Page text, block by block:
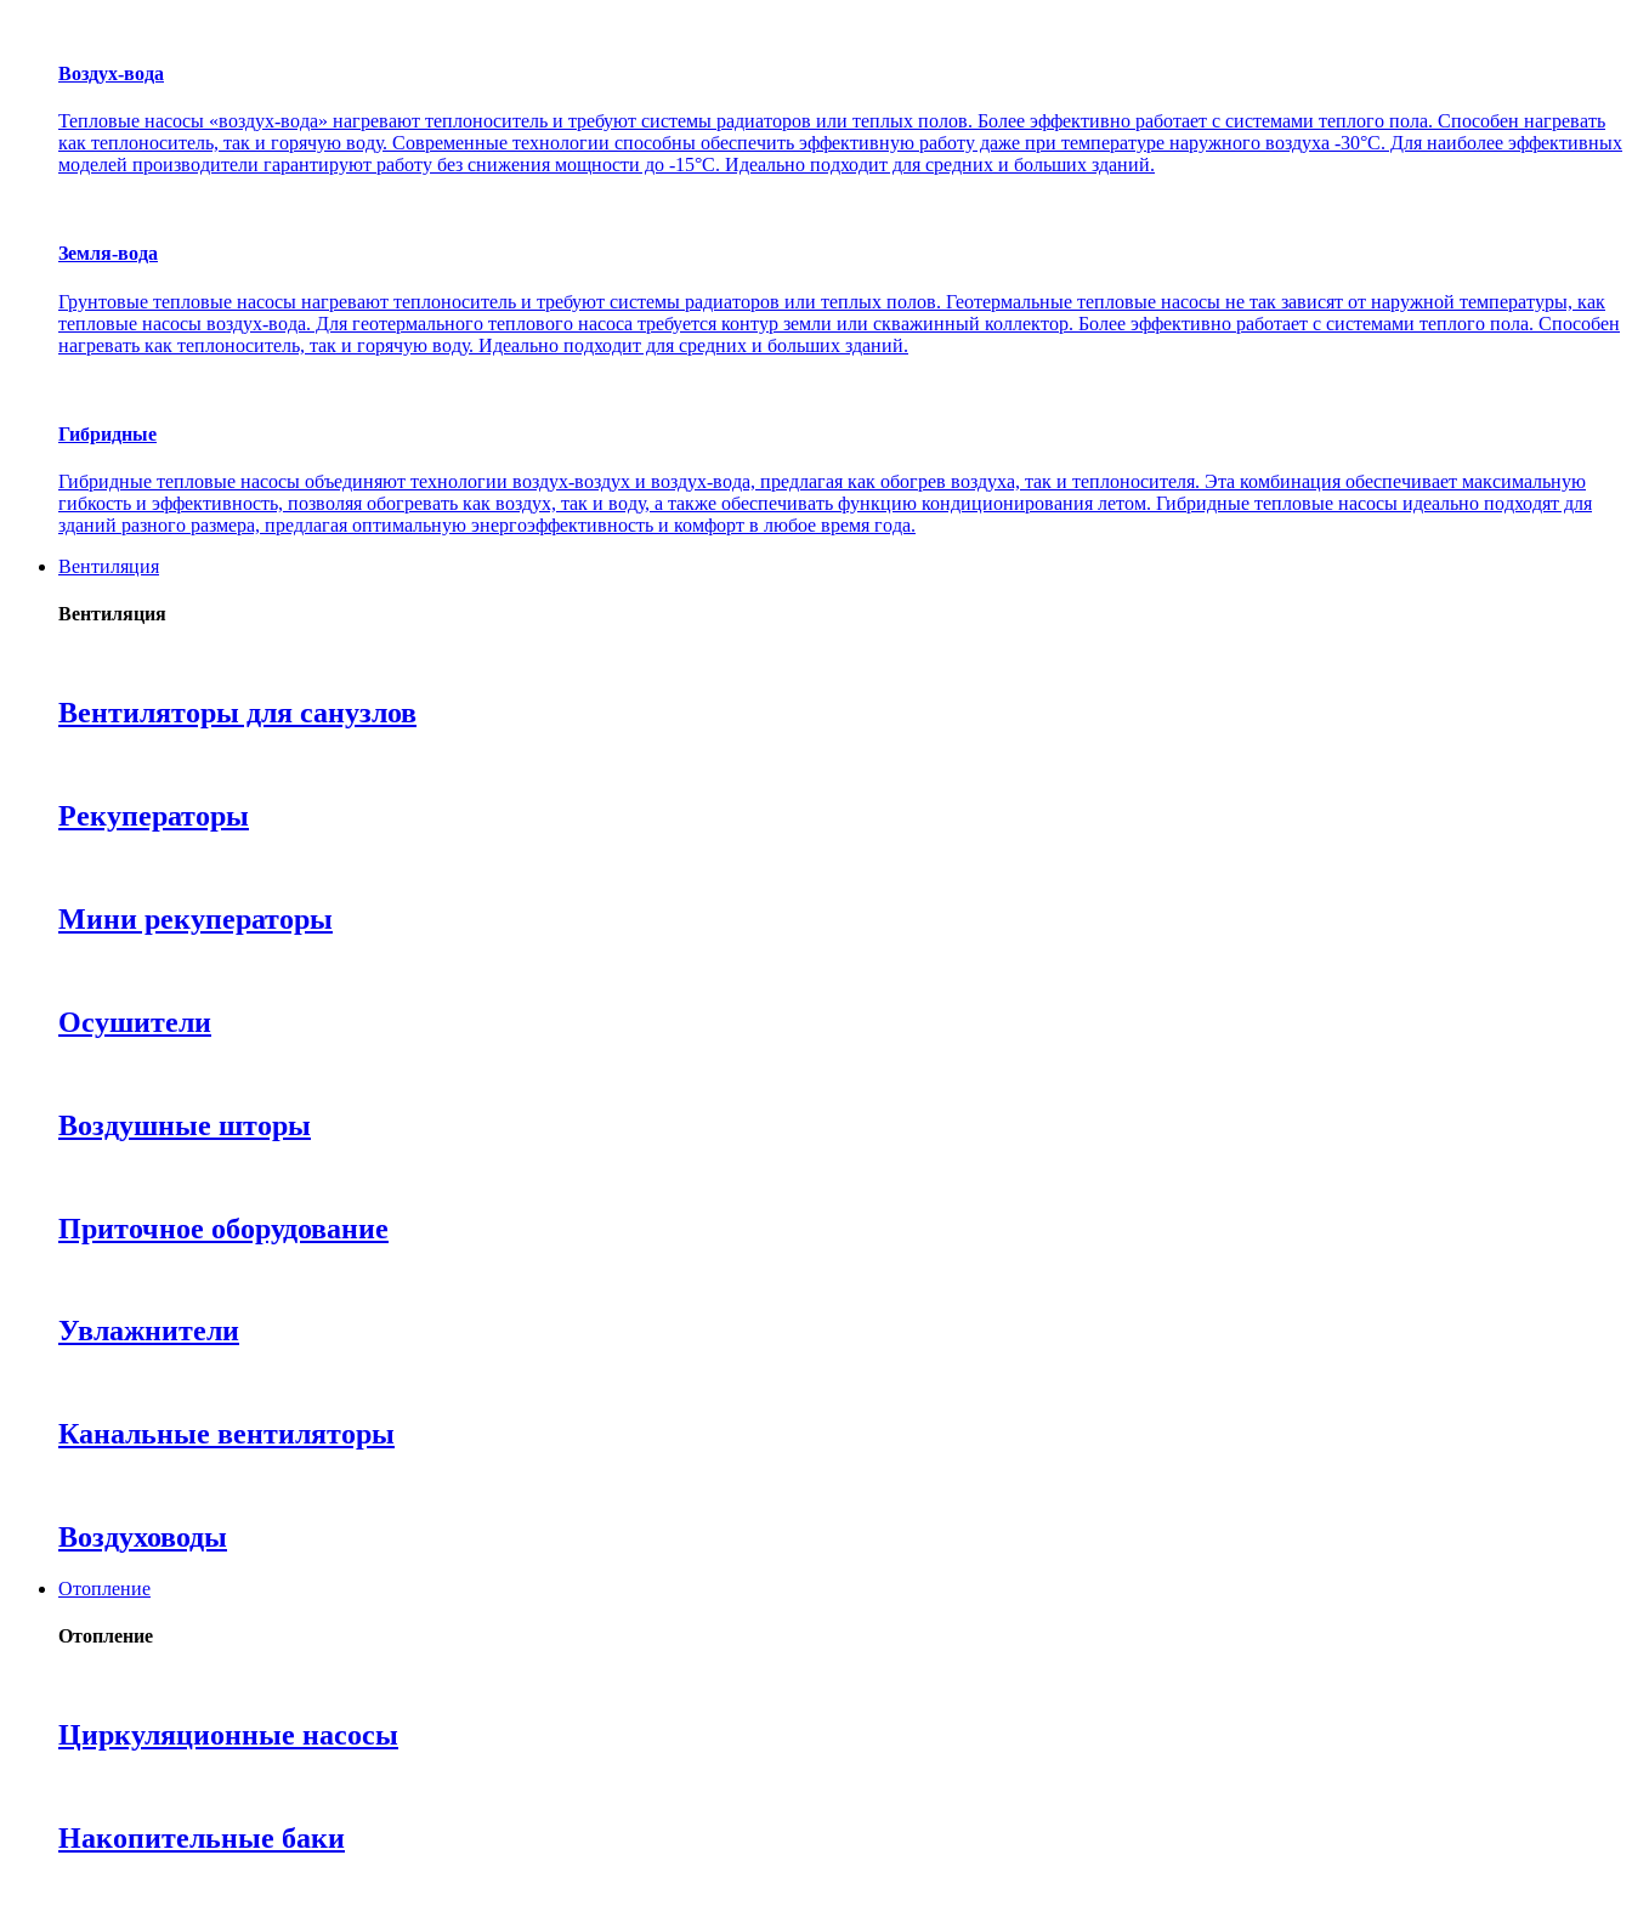
Воздух-вода
Тепловые насосы «воздух-вода» нагревают теплоноситель и требуют системы радиаторов или теплых полов. Более эффективно работает с системами теплого пола. Способен нагревать
как теплоноситель, так и горячую воду. Современные технологии способны обеспечить эффективную работу даже при температуре наружного воздуха -30°С. Для наиболее эффективных
моделей производители гарантируют работу без снижения мощности до -15°C. Идеально подходит для средних и больших зданий.
Земля-вода
Грунтовые тепловые насосы нагревают теплоноситель и требуют системы радиаторов или теплых полов. Геотермальные тепловые насосы не так зависят от наружной температуры, как
тепловые насосы воздух-вода. Для геотермального теплового насоса требуется контур земли или скважинный коллектор. Более эффективно работает с системами теплого пола. Способен
нагревать как теплоноситель, так и горячую воду. Идеально подходит для средних и больших зданий.
Гибридные
Гибридные тепловые насосы объединяют технологии воздух-воздух и воздух-вода, предлагая как обогрев воздуха, так и теплоносителя. Эта комбинация обеспечивает максимальную
гибкость и эффективность, позволяя обогревать как воздух, так и воду, а также обеспечивать функцию кондиционирования летом. Гибридные тепловые насосы идеально подходят для
зданий разного размера, предлагая оптимальную энергоэффективность и комфорт в любое время года.
Вентиляция
Вентиляция
Вентиляторы для санузлов
Рекуператоры
Мини рекуператоры
Осушители
Воздушные шторы
Приточное оборудование
Увлажнители
Канальные вентиляторы
Воздуховоды
Отопление
Отопление
Циркуляционные насосы
Накопительные баки